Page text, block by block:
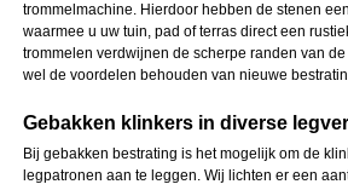
trommelmachine. Hierdoor hebben de stenen
waarmee u uw tuin, pad of terras direct een
trommelen verdwijnen de scherpe randen van
wel de voordelen behouden van nieuwe
Gebakken klinkers in diverse
Bij gebakken bestrating is het mogelijk om de
legpatronen aan te leggen. Wij lichten er een